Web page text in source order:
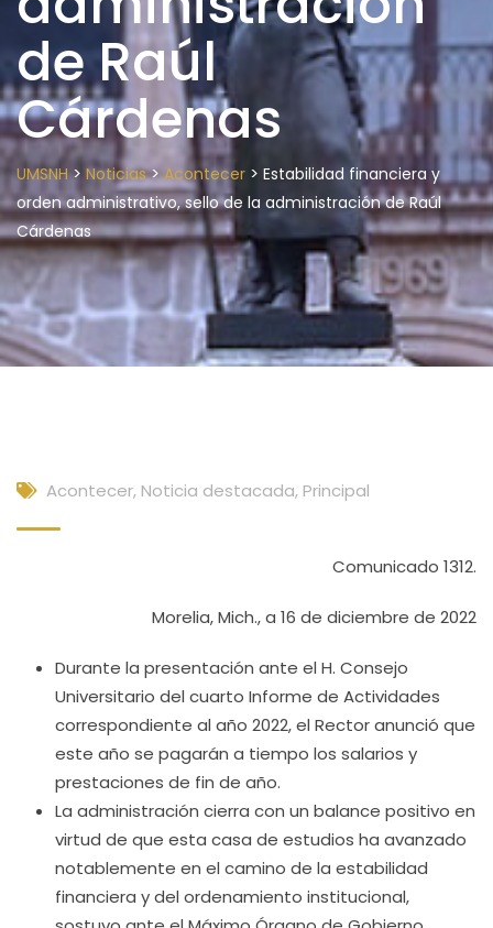
de Raúl
Cárdenas
UMSNH> Noticias>Acontecer > Estabilidad financiera y
orden administrativo, sello de la administración de Raúl
Cárdenas
Acontecer, Noticia destacada, Principal
Comunicado 1312.
Morelia, Mich., a 16 de diciembre de 2022
Durante la presentación ante el H. Consejo
Universitario del cuarto Informe de Actividades
correspondiente al año 2022, el Rector anunció que
este año se pagarán a tiempo los salarios y
prestaciones de fin de año.
La administración cierra con un balance positivo en
virtud de que esta casa de estudios ha avanzado
notablemente en el camino de la estabilidad
financiera y del ordenamiento institucional,